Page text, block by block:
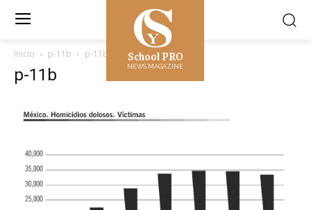
School PRO
NEWS MAGAZINE
Inicio p-11b p-11b
p-11b